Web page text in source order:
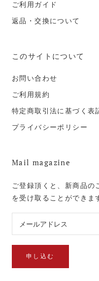
ご利用ガイド
返品・交換について
このサイトについて
お問い合わせ
ご利用規約
特定商取引法に基づく表
プライバシーポリシー
Mail magazine
ご登録頂くと、新商品の
を受け取ることができま
申し込む